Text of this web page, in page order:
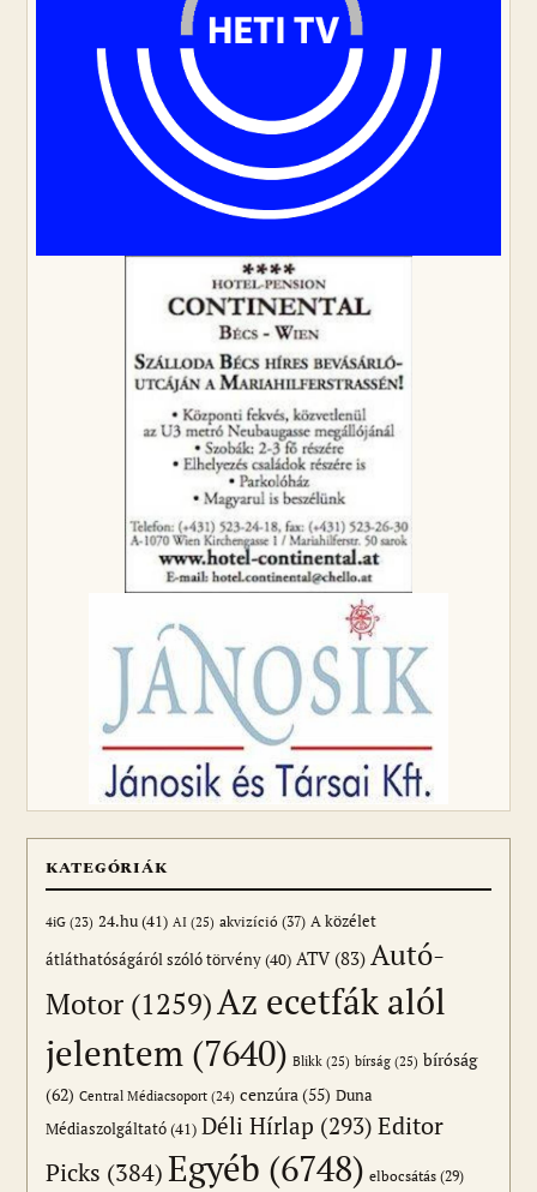
KATEGÓRIÁK
4iG (23) 24.hu(41) AI (25) akvizíció (37) A közélet
átláthatóságáról szóló törvény(40) ATV(83) Autó-
Motor (1259)Az ecetfák alól
jelentem (7640) Blikk (25) bírság (25) bíróság
(62) Central Médiacsoport (24) cenzúra(55) Duna
Médiaszolgáltató(41) Déli Hírlap (293) Editor
Picks (384)Egyéb (6748) elbocsátás (29)